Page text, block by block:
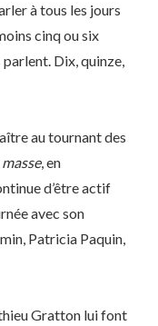
à tous les jours
cinq ou six
parlent. Dix, quinze,
au tournant des
, en
d’être actif
avec son
Patricia Paquin,
Gratton lui font